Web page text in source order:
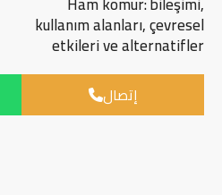
kullanım alanları, çevresel
etkileri ve alternatifler
إتصال